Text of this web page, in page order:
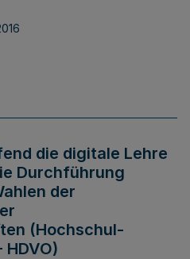
die digitale Lehre
Durchführung
der
(Hochschul-